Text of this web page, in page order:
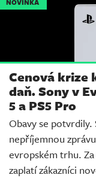
NOVINKA
Cenová krize
daň. Sony v
5 a PS5 Pro
Obavy se
nepříjemnou
evropském trhu.
zaplatí zákazníci